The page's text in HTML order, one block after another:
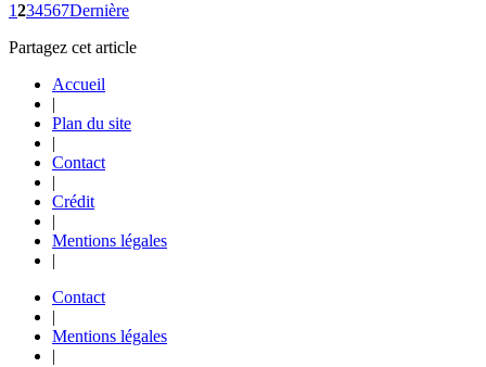
1234567Dernière
Partagez cet article
Accueil
|
Plan du site
|
Contact
|
Crédit
|
Mentions légales
|
Contact
|
Mentions légales
|